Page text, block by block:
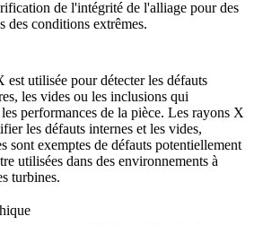
de l'intégrité de l'alliage pour des
des conditions extrêmes.
utilisée pour détecter les défauts
les vides ou les inclusions qui
performances de la pièce. Les rayons X
les défauts internes et les vides,
sont exemptes de défauts potentiellement
utilisées dans des environnements à
turbines.